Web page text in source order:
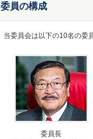
委員の構成
当委員会は以下の10名の委
委員長